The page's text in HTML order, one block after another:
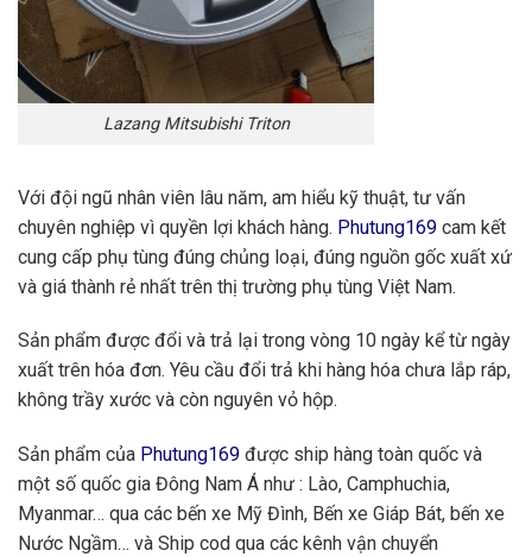
Lazang Mitsubishi Triton
Với đội ngũ nhân viên lâu năm, am hiểu kỹ thuật, tư vấn
chuyên nghiệp vì quyền lợi khách hàng. Phutung169 cam kết
cung cấp phụ tùng đúng chủng loại, đúng nguồn gốc xuất xứ
và giá thành rẻ nhất trên thị trường phụ tùng Việt Nam.
Sản phẩm được đổi và trả lại trong vòng 10 ngày kể từ ngày
xuất trên hóa đơn. Yêu cầu đổi trả khi hàng hóa chưa lắp ráp,
không trầy xước và còn nguyên vỏ hộp.
Sản phẩm của Phutung169 được ship hàng toàn quốc và
một số quốc gia Đông Nam Á như : Lào, Camphuchia,
Myanmar… qua các bến xe Mỹ Đình, Bến xe Giáp Bát, bến xe
Nước Ngầm… và Ship cod qua các kênh vận chuyển